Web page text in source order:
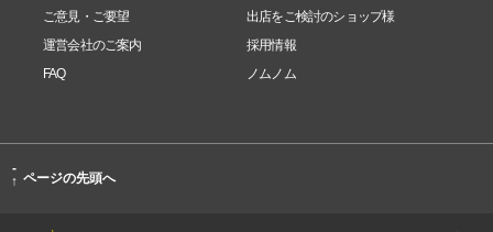
ご意見・ご要望
出店をご検討のショップ様
運営会社のご案内
採用情報
FAQ
ノムノム
-
↑ ページの先頭へ